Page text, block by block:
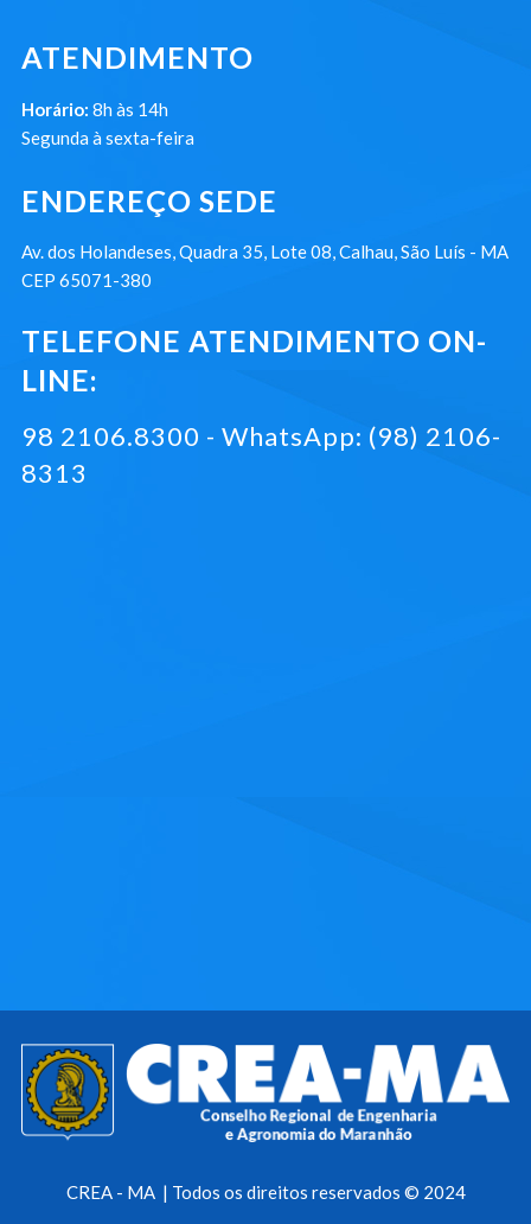
ATENDIMENTO
Horário: 8h às 14h
Segunda à sexta-feira
ENDEREÇO SEDE
Av. dos Holandeses, Quadra 35, Lote 08, Calhau, São Luís - MA
CEP 65071-380
TELEFONE ATENDIMENTO ON-
LINE:
98 2106.8300 - WhatsApp: (98) 2106-
8313
CREA - MA | Todos os direitos reservados © 2024